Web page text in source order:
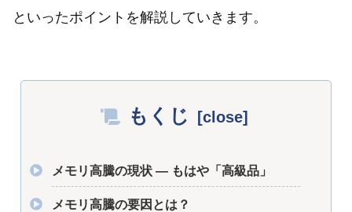
といったポイントを解説していきます。
もくじ
メモリ高騰の現状 ― もはや「高級品」
メモリ高騰の要因とは？